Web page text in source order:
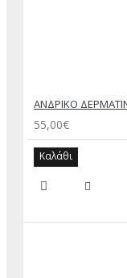
55,00€
Καλάθι